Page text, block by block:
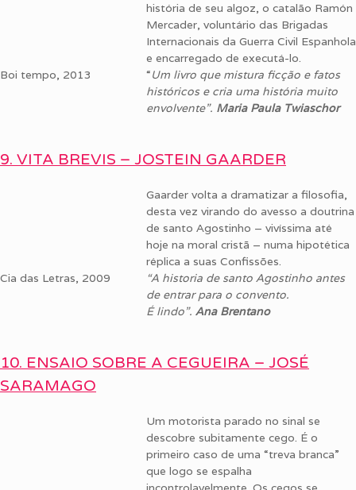
história de seu algoz, o catalão Ramón
Mercader, voluntário das Brigadas
Internacionais da Guerra Civil Espanhola
e encarregado de executá-lo.
Boi tempo, 2013
“Um livro que mistura ficção e fatos
históricos e cria uma história muito
envolvente”. Maria Paula Twiaschor
9. VITA BREVIS – JOSTEIN GAARDER
Gaarder volta a dramatizar a filosofia,
desta vez virando do avesso a doutrina
de santo Agostinho – vivíssima até
hoje na moral cristã – numa hipotética
réplica a suas Confissões.
Cia das Letras, 2009
“A historia de santo Agostinho antes
de entrar para o convento.
É lindo”. Ana Brentano
10. ENSAIO SOBRE A CEGUEIRA – JOSÉ
SARAMAGO
Um motorista parado no sinal se
descobre subitamente cego. É o
primeiro caso de uma “treva branca”
que logo se espalha